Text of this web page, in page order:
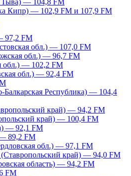
Тыва) — 104,8 FM
Кипр) — 102,9 FM и 107,9 FM
97,2 FM
обл.) — 107,0 FM
обл.) — 96,7 FM
обл.) — 102,2 FM
обл.) — 92,4 FM
Балкарская Республика) — 104,4
край) — 94,2 FM
край) — 100,4 FM
— 92,1 FM
89,2 FM
обл.) — 97,1 FM
(Ставропольский край) — 94,0 FM
область) — 94,2 FM
FM